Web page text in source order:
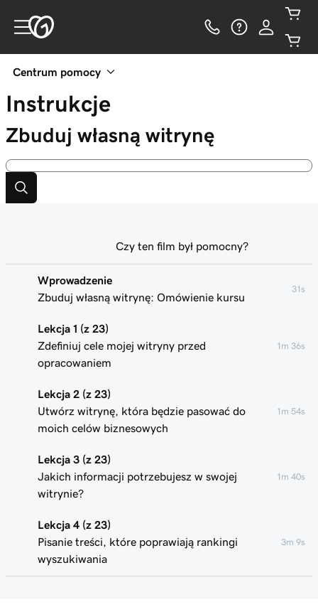
Centrum pomocy
Instrukcje
Zbuduj własną witrynę
Wprowadzenie
Zbuduj własną witrynę: Omówienie kursu
31s
Lekcja 1 (z 23)
Zdefiniuj cele mojej witryny przed
opracowaniem
1m 36s
Lekcja 2 (z 23)
Utwórz witrynę, która będzie pasować do
moich celów biznesowych
1m 54s
Lekcja 3 (z 23)
Jakich informacji potrzebujesz w swojej
witrynie?
1m 40s
Lekcja 4 (z 23)
Pisanie treści, które poprawiają rankingi
wyszukiwania
3m 9s
Czy ten film był pomocny?